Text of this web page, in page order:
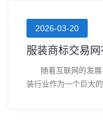
2026-03-20
服装商标交易网
随着互联网的发展
装行业作为一个巨大的